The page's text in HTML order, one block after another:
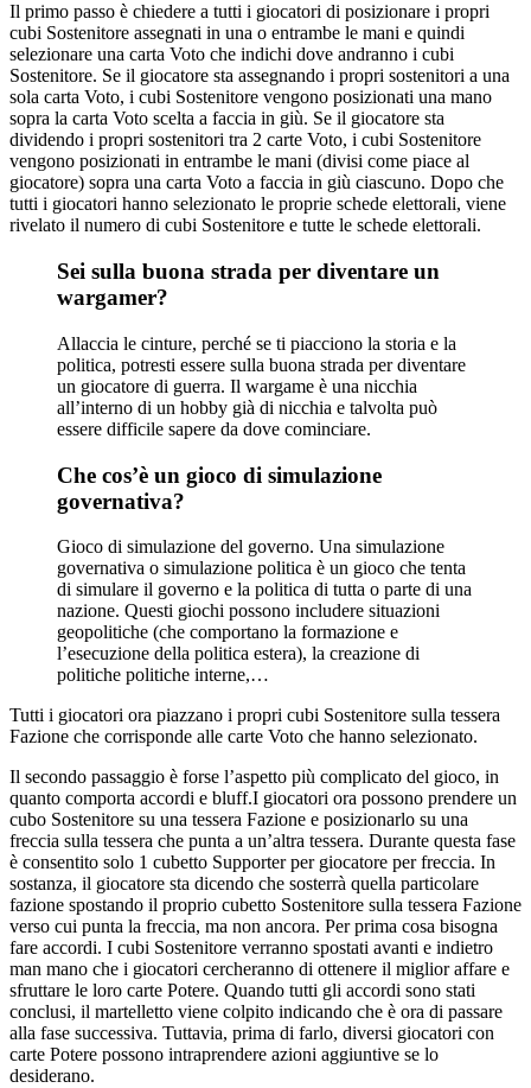
Il primo passo è chiedere a tutti i giocatori di posizionare i propri
cubi Sostenitore assegnati in una o entrambe le mani e quindi
selezionare una carta Voto che indichi dove andranno i cubi
Sostenitore. Se il giocatore sta assegnando i propri sostenitori a una
sola carta Voto, i cubi Sostenitore vengono posizionati una mano
sopra la carta Voto scelta a faccia in giù. Se il giocatore sta
dividendo i propri sostenitori tra 2 carte Voto, i cubi Sostenitore
vengono posizionati in entrambe le mani (divisi come piace al
giocatore) sopra una carta Voto a faccia in giù ciascuno. Dopo che
tutti i giocatori hanno selezionato le proprie schede elettorali, viene
rivelato il numero di cubi Sostenitore e tutte le schede elettorali.
Sei sulla buona strada per diventare un
wargamer?
Allaccia le cinture, perché se ti piacciono la storia e la
politica, potresti essere sulla buona strada per diventare
un giocatore di guerra. Il wargame è una nicchia
all’interno di un hobby già di nicchia e talvolta può
essere difficile sapere da dove cominciare.
Che cos’è un gioco di simulazione
governativa?
Gioco di simulazione del governo. Una simulazione
governativa o simulazione politica è un gioco che tenta
di simulare il governo e la politica di tutta o parte di una
nazione. Questi giochi possono includere situazioni
geopolitiche (che comportano la formazione e
l’esecuzione della politica estera), la creazione di
politiche politiche interne,…
Tutti i giocatori ora piazzano i propri cubi Sostenitore sulla tessera
Fazione che corrisponde alle carte Voto che hanno selezionato.
Il secondo passaggio è forse l’aspetto più complicato del gioco, in
quanto comporta accordi e bluff.I giocatori ora possono prendere un
cubo Sostenitore su una tessera Fazione e posizionarlo su una
freccia sulla tessera che punta a un’altra tessera. Durante questa fase
è consentito solo 1 cubetto Supporter per giocatore per freccia. In
sostanza, il giocatore sta dicendo che sosterrà quella particolare
fazione spostando il proprio cubetto Sostenitore sulla tessera Fazione
verso cui punta la freccia, ma non ancora. Per prima cosa bisogna
fare accordi. I cubi Sostenitore verranno spostati avanti e indietro
man mano che i giocatori cercheranno di ottenere il miglior affare e
sfruttare le loro carte Potere. Quando tutti gli accordi sono stati
conclusi, il martelletto viene colpito indicando che è ora di passare
alla fase successiva. Tuttavia, prima di farlo, diversi giocatori con
carte Potere possono intraprendere azioni aggiuntive se lo
desiderano.